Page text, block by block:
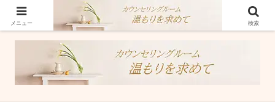
奈良県生駒市で親子関係・夫婦関係・人間関係に特化した心理カウンセラーで
す。
メニュー 検索